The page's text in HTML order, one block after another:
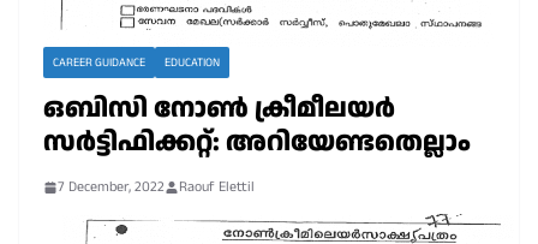
CAREER GUIDANCE EDUCATION
ഒബിസി നോൺ ക്രീമീലയർ
സർട്ടിഫിക്കറ്റ്: അറിയേണ്ടതെല്ലാം
7 December, 2022 Raouf Elettil